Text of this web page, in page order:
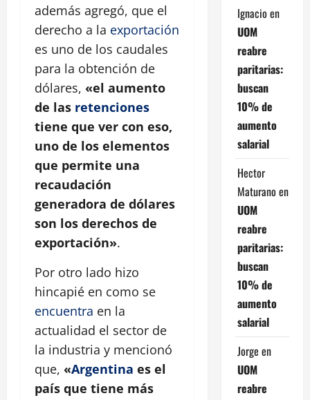
además agregó, que el
derecho a la exportación
es uno de los caudales
para la obtención de
dólares, «el aumento
de las retenciones
tiene que ver con eso,
uno de los elementos
que permite una
recaudación
generadora de dólares
son los derechos de
exportación».
Por otro lado hizo
hincapié en como se
encuentra en la
actualidad el sector de
la industria y mencionó
que, «Argentina es el
país que tiene más
Ignacio en
UOM
reabre
paritarias:
buscan
10% de
aumento
salarial
Hector
Maturano en
UOM
reabre
paritarias:
buscan
10% de
aumento
salarial
Jorge en
UOM
reabre